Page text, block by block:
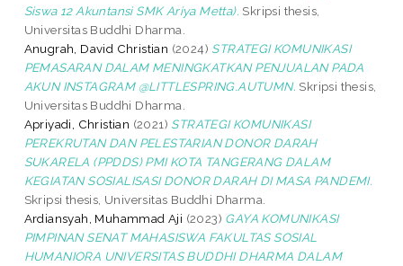
Siswa 12 Akuntansi SMK Ariya Metta). Skripsi thesis,
Universitas Buddhi Dharma.
Anugrah, David Christian (2024) STRATEGI KOMUNIKASI
PEMASARAN DALAM MENINGKATKAN PENJUALAN PADA
AKUN INSTAGRAM @LITTLESPRING.AUTUMN. Skripsi thesis,
Universitas Buddhi Dharma.
Apriyadi, Christian (2021) STRATEGI KOMUNIKASI
PEREKRUTAN DAN PELESTARIAN DONOR DARAH
SUKARELA (PPDDS) PMI KOTA TANGERANG DALAM
KEGIATAN SOSIALISASI DONOR DARAH DI MASA PANDEMI.
Skripsi thesis, Universitas Buddhi Dharma.
Ardiansyah, Muhammad Aji (2023) GAYA KOMUNIKASI
PIMPINAN SENAT MAHASISWA FAKULTAS SOSIAL
HUMANIORA UNIVERSITAS BUDDHI DHARMA DALAM